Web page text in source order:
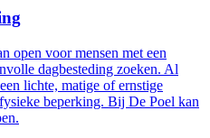
open voor mensen met een
dagbesteding zoeken. Al
lichte, matige of ernstige
beperking. Bij De Poel kan